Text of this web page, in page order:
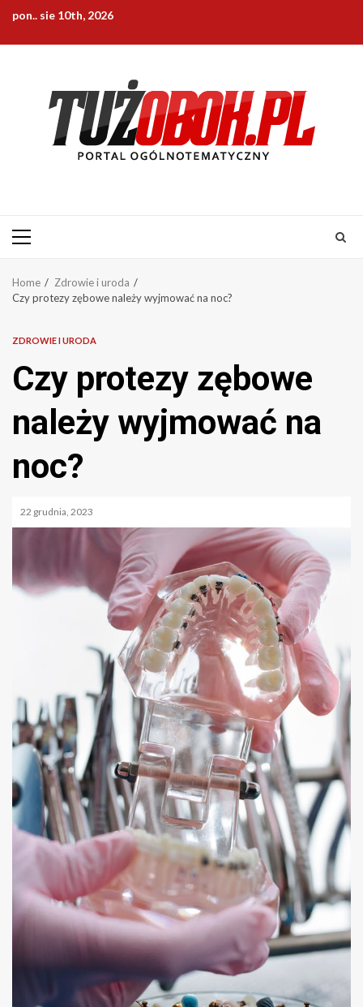
content
pon.. sie 10th, 2026
Primary
Home
Zdrowie i uroda
Czy protezy zębowe należy wyjmować na noc?
ZDROWIE I URODA
Czy protezy zębowe
należy wyjmować na
noc?
22 grudnia, 2023